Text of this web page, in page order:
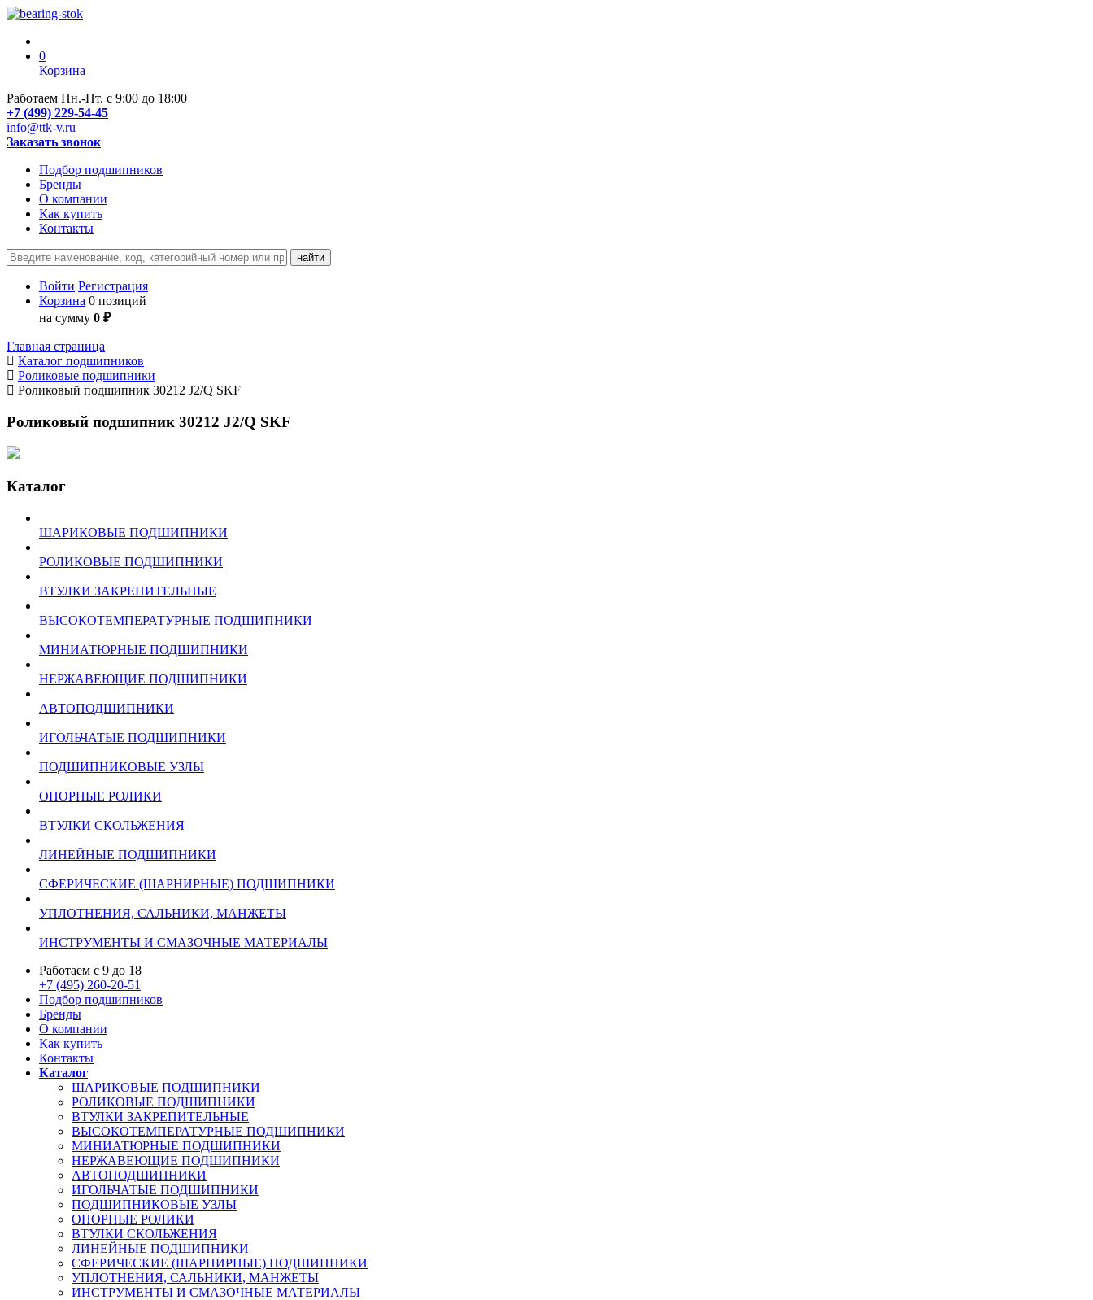
0
Корзина
Работаем Пн.-Пт. с 9:00 до 18:00
+7 (499) 229-54-45
info@ttk-v.ru
Заказать звонок
Подбор подшипников
Бренды
О компании
Как купить
Контакты
Войти Регистрация
Корзина 0 позиций
на сумму 0 ₽
Главная страница
Каталог подшипников
Роликовые подшипники
Роликовый подшипник 30212 J2/Q SKF
Роликовый подшипник 30212 J2/Q SKF
Каталог
ШАРИКОВЫЕ ПОДШИПНИКИ
РОЛИКОВЫЕ ПОДШИПНИКИ
ВТУЛКИ ЗАКРЕПИТЕЛЬНЫЕ
ВЫСОКОТЕМПЕРАТУРНЫЕ ПОДШИПНИКИ
МИНИАТЮРНЫЕ ПОДШИПНИКИ
НЕРЖАВЕЮЩИЕ ПОДШИПНИКИ
АВТОПОДШИПНИКИ
ИГОЛЬЧАТЫЕ ПОДШИПНИКИ
ПОДШИПНИКОВЫЕ УЗЛЫ
ОПОРНЫЕ РОЛИКИ
ВТУЛКИ СКОЛЬЖЕНИЯ
ЛИНЕЙНЫЕ ПОДШИПНИКИ
СФЕРИЧЕСКИЕ (ШАРНИРНЫЕ) ПОДШИПНИКИ
УПЛОТНЕНИЯ, САЛЬНИКИ, МАНЖЕТЫ
ИНСТРУМЕНТЫ И СМАЗОЧНЫЕ МАТЕРИАЛЫ
Работаем с 9 до 18
+7 (495) 260-20-51
Подбор подшипников
Бренды
О компании
Как купить
Контакты
Каталог
ШАРИКОВЫЕ ПОДШИПНИКИ
РОЛИКОВЫЕ ПОДШИПНИКИ
ВТУЛКИ ЗАКРЕПИТЕЛЬНЫЕ
ВЫСОКОТЕМПЕРАТУРНЫЕ ПОДШИПНИКИ
МИНИАТЮРНЫЕ ПОДШИПНИКИ
НЕРЖАВЕЮЩИЕ ПОДШИПНИКИ
АВТОПОДШИПНИКИ
ИГОЛЬЧАТЫЕ ПОДШИПНИКИ
ПОДШИПНИКОВЫЕ УЗЛЫ
ОПОРНЫЕ РОЛИКИ
ВТУЛКИ СКОЛЬЖЕНИЯ
ЛИНЕЙНЫЕ ПОДШИПНИКИ
СФЕРИЧЕСКИЕ (ШАРНИРНЫЕ) ПОДШИПНИКИ
УПЛОТНЕНИЯ, САЛЬНИКИ, МАНЖЕТЫ
ИНСТРУМЕНТЫ И СМАЗОЧНЫЕ МАТЕРИАЛЫ